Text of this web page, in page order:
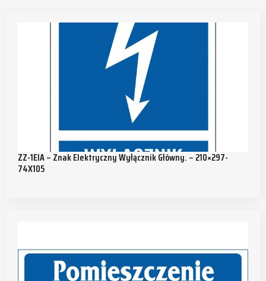
ZZ-1EIA – Znak Elektryczny Wyłącznik Główny. – 210×297-
74X105